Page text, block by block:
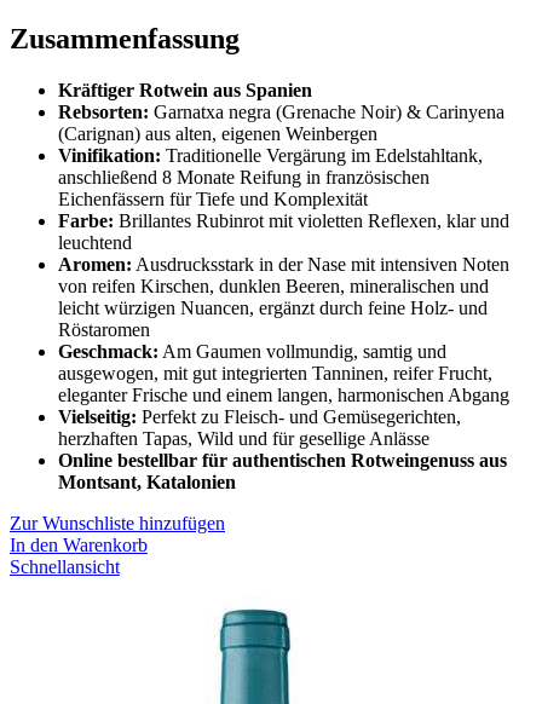
Zusammenfassung
Kräftiger Rotwein aus Spanien
Rebsorten: Garnatxa negra (Grenache Noir) & Carinyena
(Carignan) aus alten, eigenen Weinbergen
Vinifikation: Traditionelle Vergärung im Edelstahltank,
anschließend 8 Monate Reifung in französischen
Eichenfässern für Tiefe und Komplexität
Farbe: Brillantes Rubinrot mit violetten Reflexen, klar und
leuchtend
Aromen: Ausdrucksstark in der Nase mit intensiven Noten
von reifen Kirschen, dunklen Beeren, mineralischen und
leicht würzigen Nuancen, ergänzt durch feine Holz- und
Röstaromen
Geschmack: Am Gaumen vollmundig, samtig und
ausgewogen, mit gut integrierten Tanninen, reifer Frucht,
eleganter Frische und einem langen, harmonischen Abgang
Vielseitig: Perfekt zu Fleisch- und Gemüsegerichten,
herzhaften Tapas, Wild und für gesellige Anlässe
Online bestellbar für authentischen Rotweingenuss aus
Montsant, Katalonien
Zur Wunschliste hinzufügen
In den Warenkorb
Schnellansicht